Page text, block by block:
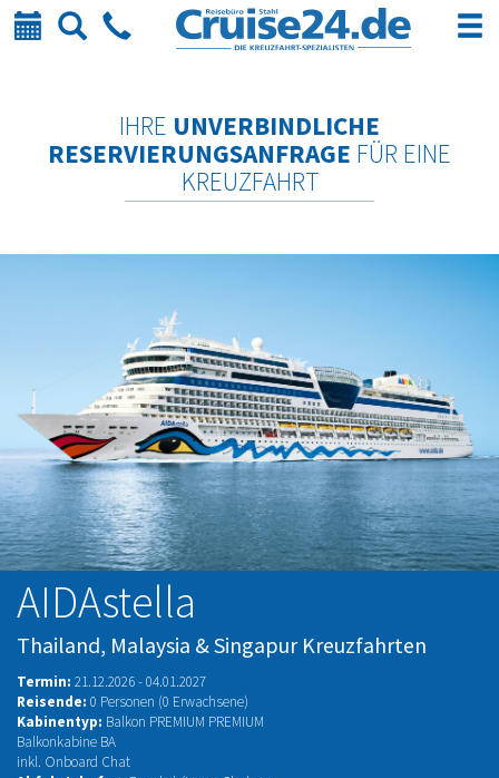
Kalender
SucheTelefon
IHRE UNVERBINDLICHE
RESERVIERUNGSANFRAGE FÜR EINE
KREUZFAHRT
AIDAstella
Thailand, Malaysia & Singapur Kreuzfahrten
Termin: 21.12.2026 - 04.01.2027
Reisende: 0 Personen (0 Erwachsene)
Kabinentyp: Balkon PREMIUM PREMIUM
Balkonkabine BA
inkl. Onboard Chat